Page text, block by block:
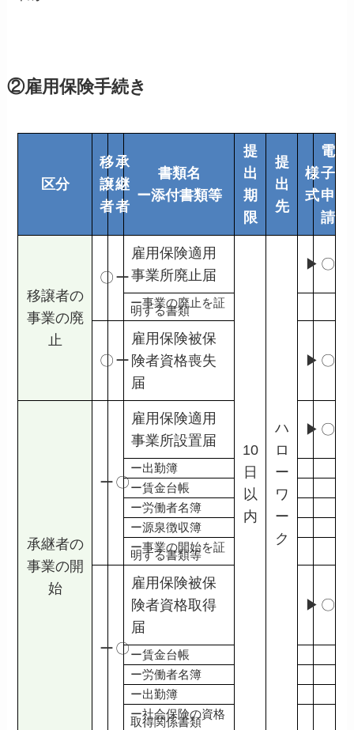
②雇用保険手続き
区分
移
譲
者
承
継
者
書類名
ー添付書類等
提
出
期
限
提
出
先
様
式
電
子
申
請
移譲者の
事業の廃
止
〇 ー
雇用保険適用
事業所廃止届
10
日
以
内
ハ
ロ
ー
ワ
ー
ク
▶ 〇
ー事業の廃止を証
明する書類
〇 ー
雇用保険被保
険者資格喪失
届
▶ 〇
承継者の
事業の開
始
ー 〇
雇用保険適用
事業所設置届
▶ 〇
ー出勤簿
ー賃金台帳
ー労働者名簿
ー源泉徴収簿
ー事業の開始を証
明する書類等
ー 〇
雇用保険被保
険者資格取得
届
▶ 〇
ー賃金台帳
ー労働者名簿
ー出勤簿
ー社会保険の資格
取得関係書類